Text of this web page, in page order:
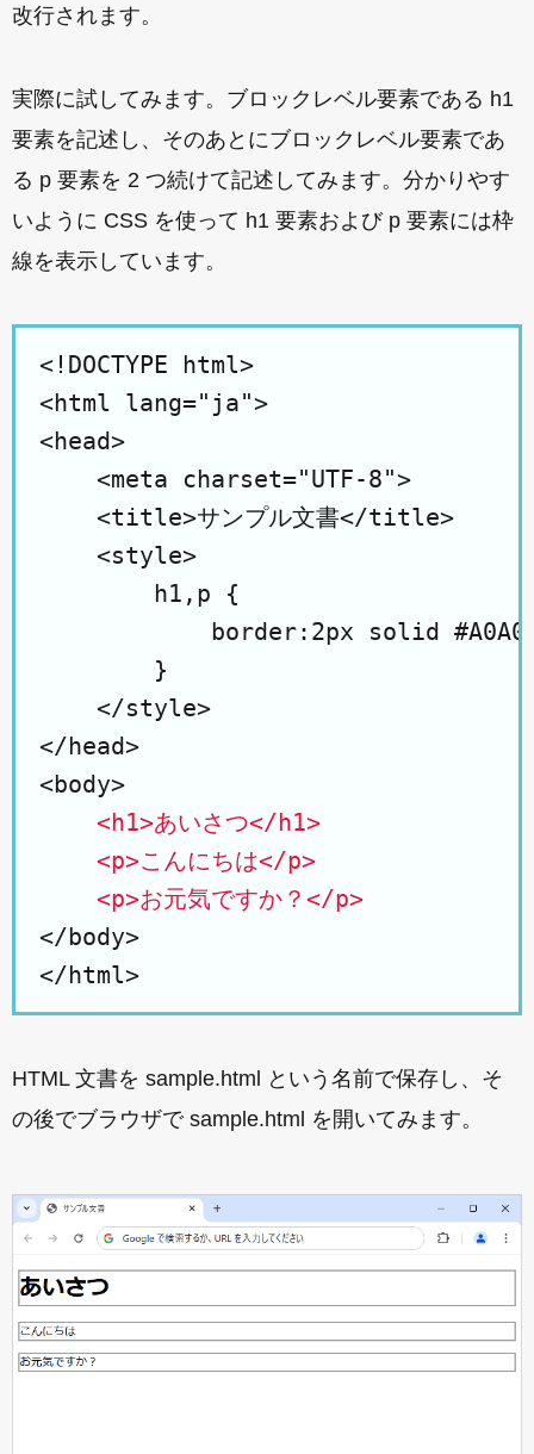
改行されます。
実際に試してみます。ブロックレベル要素である h1
要素を記述し、そのあとにブロックレベル要素であ
る p 要素を 2 つ続けて記述してみます。分かりやす
いように CSS を使って h1 要素および p 要素には枠
線を表示しています。
<!DOCTYPE html>
<html lang="ja">
<head>
    <meta charset="UTF-8">
    <title>サンプル文書</title>
    <style>
        h1,p {
border:2px solid
        }
    </style>
</head>
<body>
<h1>あいさつ</h1>
    <p>こんにちは</p>
    <p>お元気ですか？</p>
</body>
HTML 文書を sample.html という名前で保存し、そ
の後でブラウザで sample.html を開いてみます。